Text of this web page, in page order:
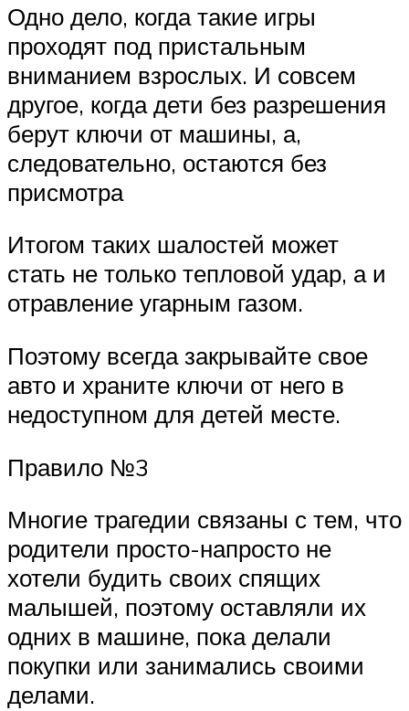
Одно дело, когда такие игры
проходят под пристальным
вниманием взрослых. И совсем
другое, когда дети без разрешения
берут ключи от машины, а,
следовательно, остаются без
присмотра
Итогом таких шалостей может
стать не только тепловой удар, а и
отравление угарным газом.
Поэтому всегда закрывайте свое
авто и храните ключи от него в
недоступном для детей месте.
Правило №3
Многие трагедии связаны с тем, что
родители просто-напросто не
хотели будить своих спящих
малышей, поэтому оставляли их
одних в машине, пока делали
покупки или занимались своими
делами.